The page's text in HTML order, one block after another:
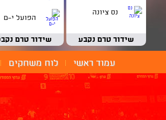
נס ציונה
שידור טרם נקבע
הפועל י-ם
שידור טרם
עמוד ראשי לוח משחקים